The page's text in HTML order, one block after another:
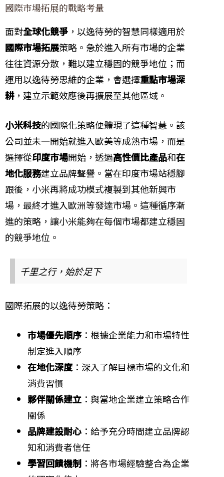
國際市場拓展的戰略考量
面對全球化競爭 ，以逸待勞的智慧同樣適用於
國際市場拓展策略。急於進入所有市場的企業
往往資源分散，難以建立穩固的競爭地位；而
運用以逸待勞思維的企業，會選擇重點市場深
耕，建立示範效應後再擴展至其他區域。
小米科技的國際化策略便體現了這種智慧。該
公司並未一開始就進入歐美等成熟市場，而是
選擇從印度市場開始，透過高性價比產品和在
地化服務建立品牌聲譽。當在印度市場站穩腳
跟後，小米再將成功模式複製到其他新興市
場，最終才進入歐洲等發達市場。這種循序漸
進的策略，讓小米能夠在每個市場都建立穩固
的競爭地位。
千里之行，始於足下
國際拓展的以逸待勞策略：
市場優先順序 ：根據企業能力和市場特性
制定進入順序
在地化深度 ：深入了解目標市場的文化和
消費習慣
夥伴關係建立 ：與當地企業建立策略合作
關係
品牌建設耐心 ：給予充分時間建立品牌認
知和消費者信任
學習回饋機制 ：將各市場經驗整合為企業